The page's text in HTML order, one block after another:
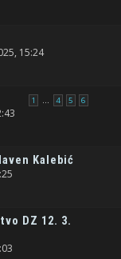
15:24
1 4 5 6
Kalebić
DZ 12. 3.